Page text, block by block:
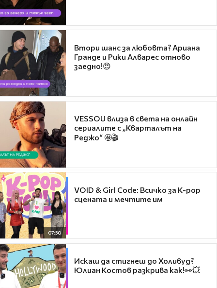
Втори шанс за любовта? Ариана
Гранде и Рики Алварес отново
заедно!😍
VESSOU влиза в света на онлайн
сериалите с „Кварталът на
Реджо“ 🤩🎬
07:50
VOID & Girl Code: Всичко за K-pop
сцената и мечтите им
Искаш да стигнеш до Холивуд?
Юлиан Костов разкрива как!👀💥